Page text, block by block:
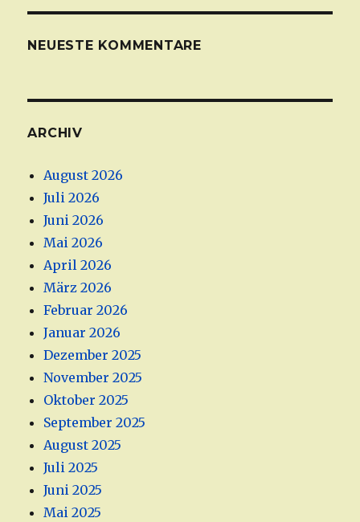
NEUESTE KOMMENTARE
ARCHIV
August 2026
Juli 2026
Juni 2026
Mai 2026
April 2026
März 2026
Februar 2026
Januar 2026
Dezember 2025
November 2025
Oktober 2025
September 2025
August 2025
Juli 2025
Juni 2025
Mai 2025